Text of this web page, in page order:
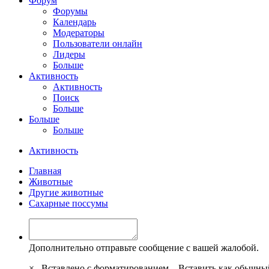
Форумы
Календарь
Модераторы
Пользователи онлайн
Лидеры
Больше
Активность
Активность
Поиск
Больше
Больше
Больше
Активность
Главная
Животные
Другие животные
Сахарные поссумы
Дополнительно отправьте сообщение с вашей жалобой.